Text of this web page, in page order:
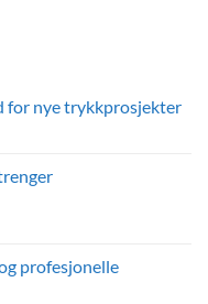
for nye trykkprosjekter
profesjonelle